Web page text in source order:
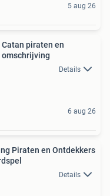
5 aug 26
piraten en
Details
6 aug 26
Piraten en Ontdekkers
Details